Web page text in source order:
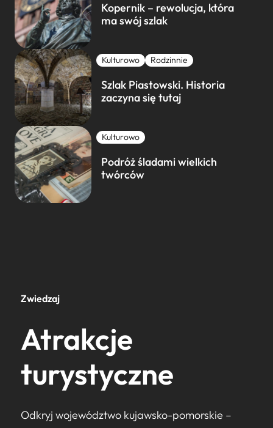
Kopernik – rewolucja, która
ma swój szlak
Kulturowo Rodzinnie
Szlak Piastowski. Historia
zaczyna się tutaj
Kulturowo
Podróż śladami wielkich
twórców
Zwiedzaj
Atrakcje
turystyczne
Odkryj województwo kujawsko-pomorskie –